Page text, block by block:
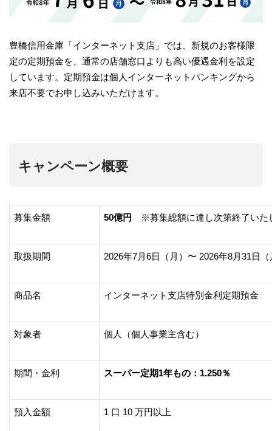
豊橋信用金庫「インターネット支店」では、新規のお客様限
定の定期預金を、通常の店舗窓口よりも高い優遇金利を設定
しています。定期預金は個人インターネットバンキングから
来店不要でお申し込みいただけます。
キャンペーン概要
募集金額 50億円 ※募集総額に達し次第終了いた
取扱期間 2026年7月6日（月）〜 2026年8月31日（
商品名 インターネット支店特別金利定期預金
対象者 個人（個人事業主含む）
期間・金利 スーパー定期1年もの：1.250％
預入金額 1 口 10 万円以上